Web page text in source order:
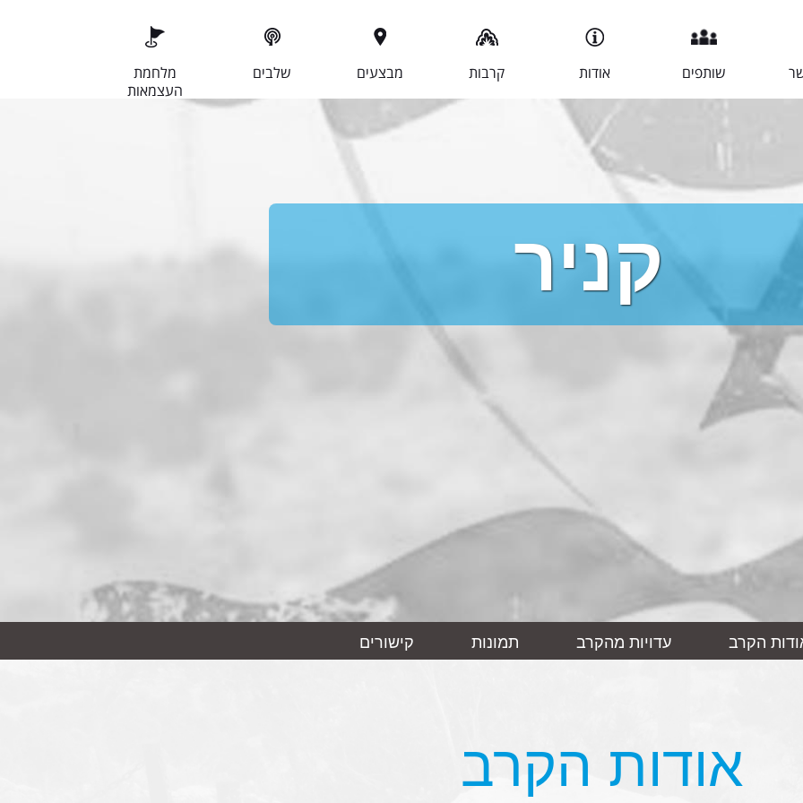
מלחמת
העצמאות
שלבים מבצעים קרבות אודות שותפים
קניר
הקרב עדויות מהקרב תמונות קישורים
אודות הקרב